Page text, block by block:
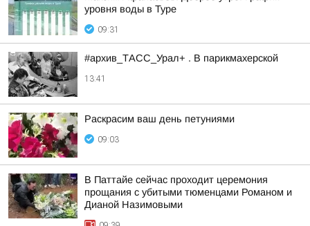
уровня воды в Туре
09:31
#архив_ТАСС_Урал+ . В парикмахерской
13:41
Раскрасим ваш день петуниями
09:03
В Паттайе сейчас проходит церемония
прощания с убитыми тюменцами Романом и
Дианой Назимовыми